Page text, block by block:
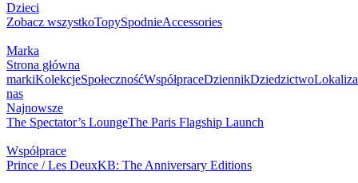
Dzieci
Zobacz wszystkoTopySpodnieAccessories
Marka
Strona główna
markiKolekcjeSpołecznośćWspółpraceDziennikDziedzictwo
nas
Najnowsze
The Spectator’s LoungeThe Paris Flagship Launch
Współprace
Prince / Les DeuxKB: The Anniversary Editions